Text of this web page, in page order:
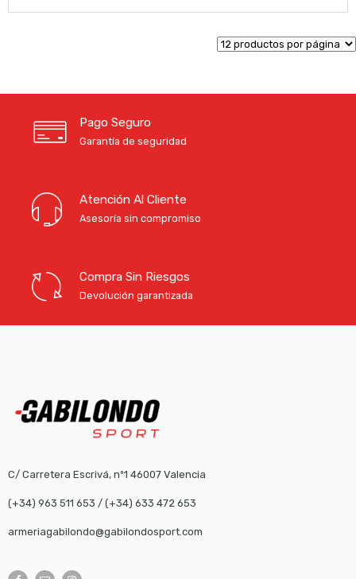
Pago Seguro
Garantía de seguridad
Atención Al Cliente
Asesoría sin compromiso
Compra Sin Riesgos
Devolución garantizada
C/ Carretera Escrivá, nº1 46007 Valencia
(+34) 963 511 653 / (+34) 633 472 653
armeriagabilondo@gabilondosport.com